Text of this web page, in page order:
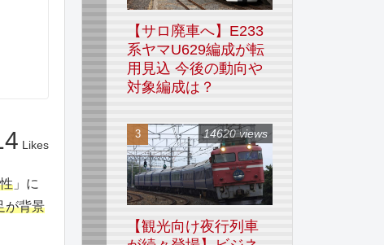
Likes
」に
が背景
【サロ廃車へ】E233
系ヤマU629編成が転
用見込 今後の動向や
対象編成は？
【観光向け夜行列車
14620 views